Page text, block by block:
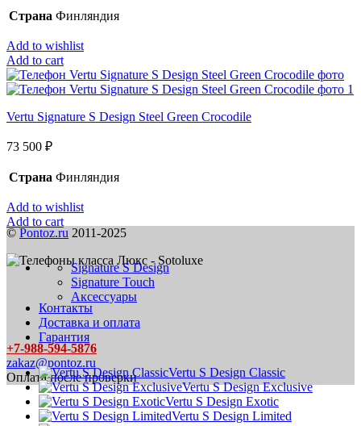
Страна Финляндия
Add to wishlist
Add to cart
Vertu Signature S Design Steel Green Crocodile
73 500 ₽
Страна Финляндия
Add to wishlist
Add to cart
© Pontoz.ru 2011-2025
Signature S Design
Signature Touch
Аксессуары
Контакты
Доставка и оплата
Гарантия
+7-988-594-5876
zakaz@pontoz.ru
Оплата после проверки
Vertu S Design Classic
Vertu S Design Exclusive
Vertu S Design Exotic
Vertu S Design Limited